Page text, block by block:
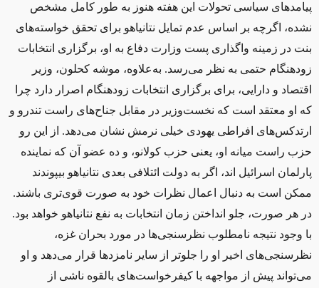
پیامدهای سیاسی تحولات این هفته هنوز به طور کامل مشخص
نشده، اگرچه بر اساس عدم تمایل نتانیاهو برای تحقق خواسته‌های
بنت در زمینه واگذاری پست وزارت دفاع به او، برگزاری انتخابات
زودهنگام حتمی به نظر می‌رسد. به‌علاوه، موشه کحلون، وزیر
اقتصاد و دارایی، برای برگزاری انتخابات زودهنگام اصرار دارد چرا
که او معتقد است که نخست‌وزیر در مقابل جناح‌های راست تندرو و
ارتدکس‌های افراطی یهودی خیلی نرمش نشان می‌دهد. از این رو
حزب راست میانه او، یعنی حزب کولانو، و ده عضو آن که نماینده
پارلمان اسرائیل ‌اند، اگر به دولت ائتلافی بعدی نتانیاهو بیپوندند
ممکن است به دنبال اعمال نظرات خود به صورت قوی‌تری باشند.
در هر صورت، جلو انداختن زمان انتخابات به نفع نتانیاهو خواهد بود.
با وجود نتیجه نامطلوب نظرسنجی‌ها در مورد بحران غزه،
نظرسنجی‌های اخیر او را جلوتر از سایر نامزدها قرار می‌دهد و او
می‌تواند پیش از مواجهه با کیفرخواست‌های بالقوه ناشی از